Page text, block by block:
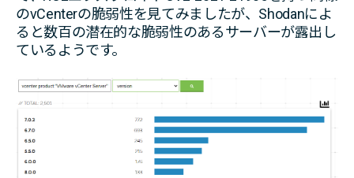
のvCenterの脆弱性を見てみましたが、Shodanによ
ると数百の潜在的な脆弱性のあるサーバーが露出し
ているようです。